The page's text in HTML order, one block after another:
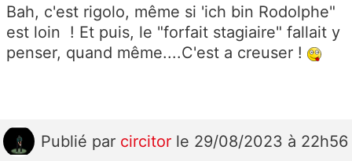
Bah, c'est rigolo, même si 'ich bin Rodolphe"
est loin ! Et puis, le "forfait stagiaire" fallait y
penser, quand même....C'est a creuser !
Publié par circitor le 29/08/2023 à 22h56